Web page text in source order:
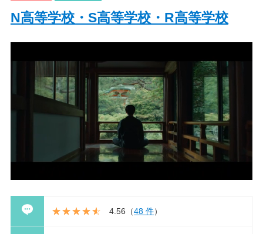
N高等学校・S高等学校・R高等学校
4.56 （48 件）